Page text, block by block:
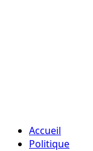
Accueil
Politique